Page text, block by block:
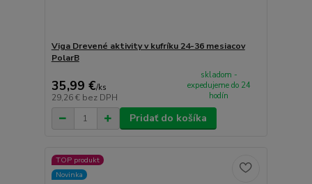
Viga Drevené aktivity v kufríku 24-36 mesiacov
PolarB
35,99 €/ks
29,26 € bez DPH
skladom -
expedujeme do 24
hodín
Pridať do košíka
TOP produkt
Novinka